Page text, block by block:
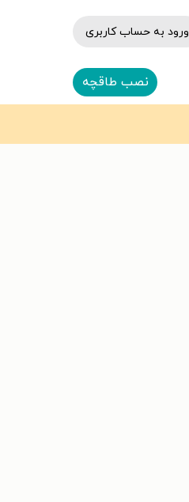
ورود به حساب کاربری
نصب طاقچه